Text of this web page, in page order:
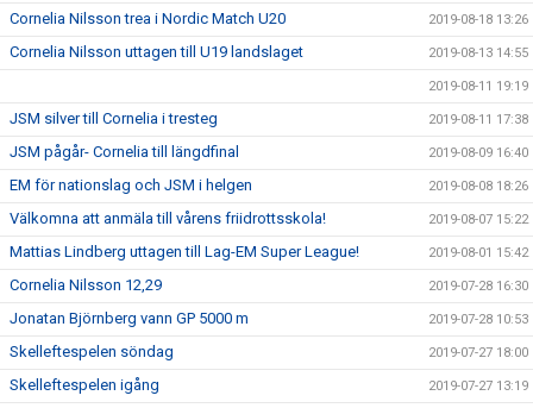
Cornelia Nilsson trea i Nordic Match U20 2019-08-18 13:26
Cornelia Nilsson uttagen till U19 landslaget 2019-08-13 14:55
2019-08-11 19:19
JSM silver till Cornelia i tresteg 2019-08-11 17:38
JSM pågår- Cornelia till längdfinal 2019-08-09 16:40
EM för nationslag och JSM i helgen 2019-08-08 18:26
Välkomna att anmäla till vårens friidrottsskola! 2019-08-07 15:22
Mattias Lindberg uttagen till Lag-EM Super League! 2019-08-01 15:42
Cornelia Nilsson 12,29 2019-07-28 16:30
Jonatan Björnberg vann GP 5000 m 2019-07-28 10:53
Skelleftespelen söndag 2019-07-27 18:00
Skelleftespelen igång 2019-07-27 13:19